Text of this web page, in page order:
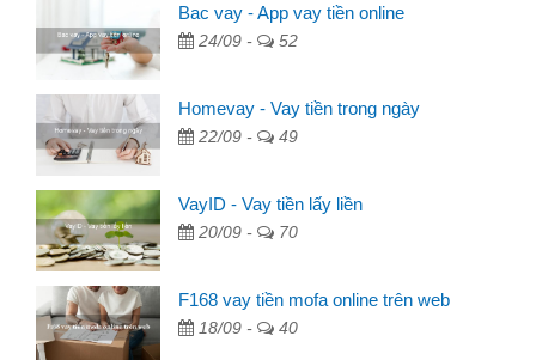
Bac vay - App vay tiền online
24/09 - 52
Homevay - Vay tiền trong ngày
22/09 - 49
VayID - Vay tiền lấy liền
20/09 - 70
F168 vay tiền mofa online trên web
18/09 - 40